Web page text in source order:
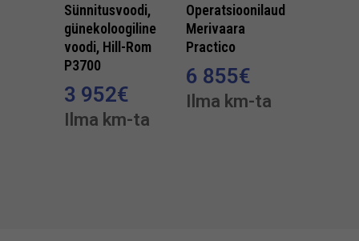
Sünnitusvoodi,
günekoloogiline
voodi, Hill-Rom
P3700
3 952€
Ilma km-ta
Operatsioonilaud
Merivaara
Practico
6 855€
Ilma km-ta